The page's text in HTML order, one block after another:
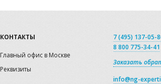
КОНТАКТЫ
Главный офис в Москве
Реквизиты
7 (495) 137-05-
8 800 775-34-41
Заказать
info@ng-